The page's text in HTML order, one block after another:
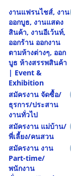
จำนวนกระทู้
งานแฟรนไชส์, งาน
ออกบูธ, งานแสดง
สินค้า, งานอีเว้นท์,
ออกร้าน ออกงาน
ตามห้างต่างๆ, ออก
บูธ ห้างสรรพสินค้า
| Event &
Exhibition
สมัครงาน จัดซื้อ/
ธุรการ/ประสาน
งานทั่วไป
สมัครงาน แม่บ้าน/
พี่เลี้ยง/คนสวน
สมัครงาน งาน
Part-time/
พนักงาน